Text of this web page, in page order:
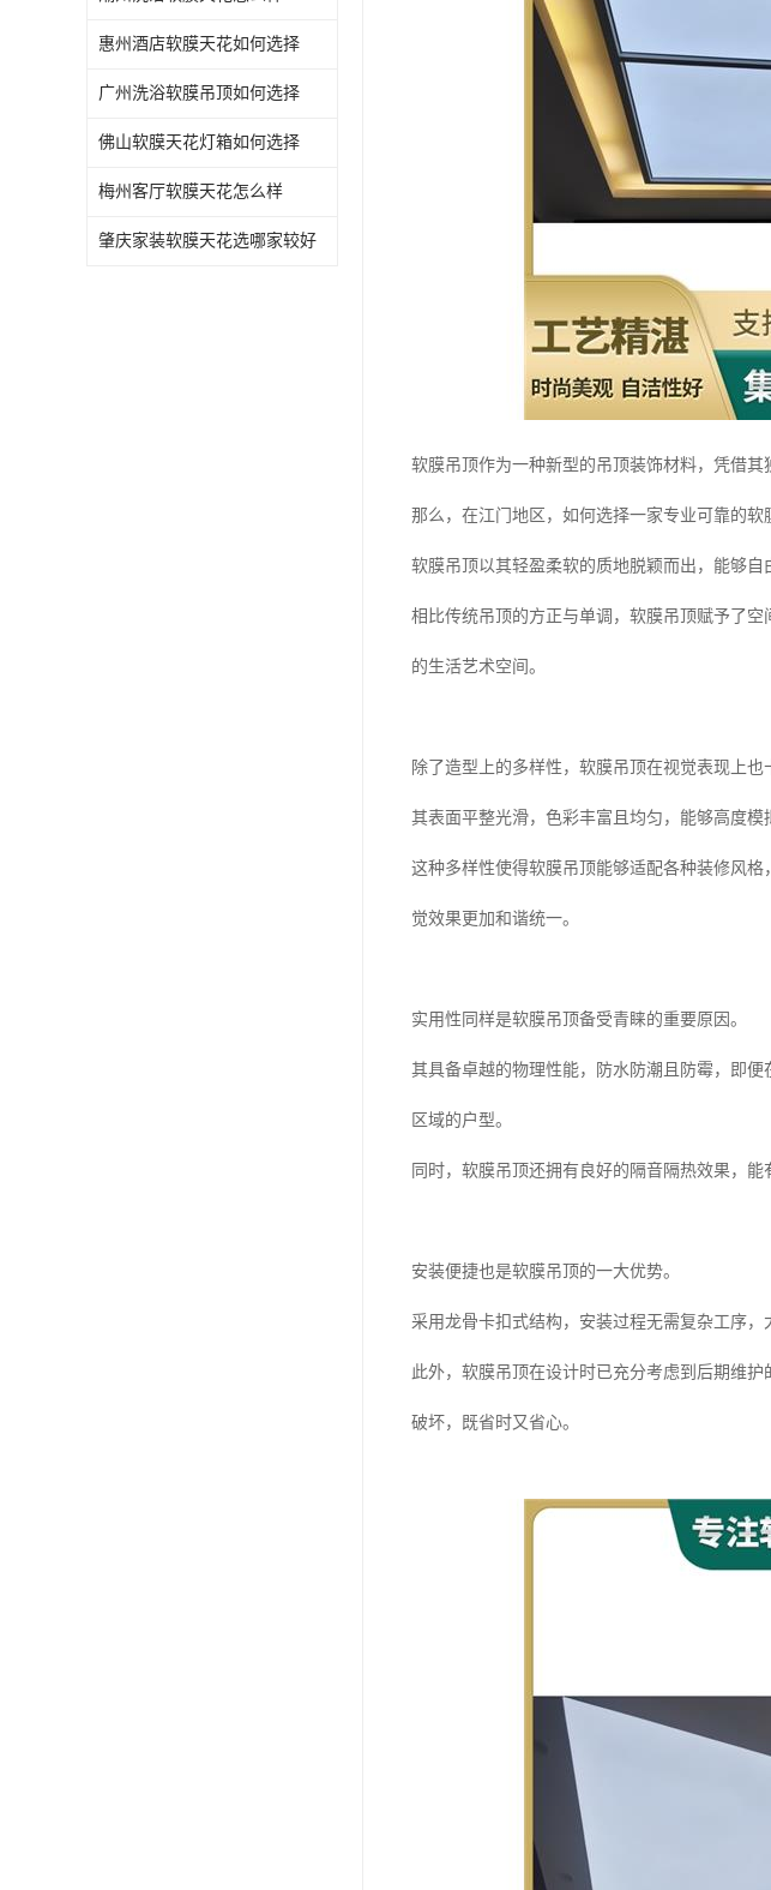
惠州酒店软膜天花如何选择
广州洗浴软膜吊顶如何选择
佛山软膜天花灯箱如何选择
梅州客厅软膜天花怎么样
肇庆家装软膜天花选哪家较好
软膜吊顶作为一种新型的吊顶装饰材料，凭借
那么，在江门地区，如何选择一家专业可靠的软
软膜吊顶以其轻盈柔软的质地脱颖而出，能够
相比传统吊顶的方正与单调，软膜吊顶赋予了
的生活艺术空间。
除了造型上的多样性，软膜吊顶在视觉表现上也
其表面平整光滑，色彩丰富且均匀，能够高度
这种多样性使得软膜吊顶能够适配各种装修风
觉效果更加和谐统一。
实用性同样是软膜吊顶备受青睐的重要原因。
其具备卓越的物理性能，防水防潮且防霉，即
区域的户型。
同时，软膜吊顶还拥有良好的隔音隔热效果，
安装便捷也是软膜吊顶的一大优势。
采用龙骨卡扣式结构，安装过程无需复杂工序，
此外，软膜吊顶在设计时已充分考虑到后期维
破坏，既省时又省心。